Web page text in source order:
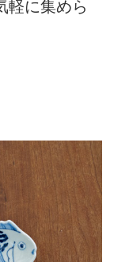
軽に集めら